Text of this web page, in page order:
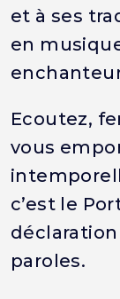
et à ses
en
Ecoutez,
vous
c’est le
paroles.